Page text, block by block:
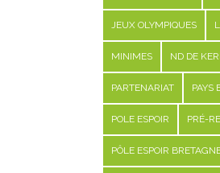
JEUX OLYMPIQUES
MINIMES ND DE
PARTENARIAT PAYS
POLE ESPOIR PRÉ-
PÔLE ESPOIR